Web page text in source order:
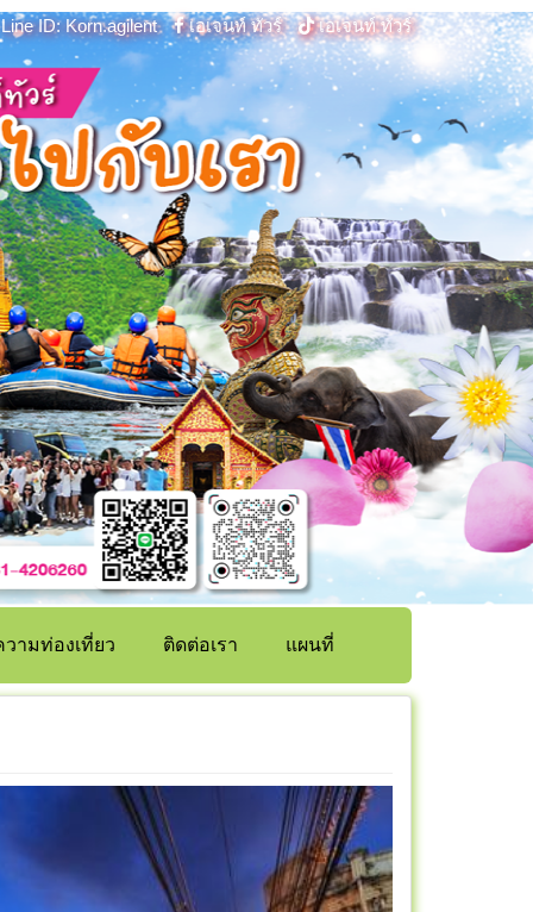
Line ID: Korn.agilent เอเจนท์ ทัวร์ เอเจนท์ ทัวร์
ามท่องเที่ยว ติดต่อเรา แผนที่